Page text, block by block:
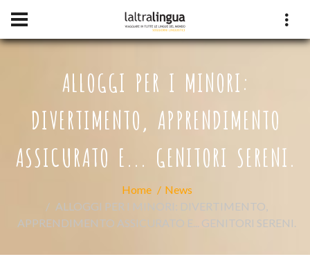
ALLOGGI PER I MINORI:
DIVERTIMENTO, APPRENDIMENTO
ASSICURATO E... GENITORI SERENI.
Home
News
ALLOGGI PER I MINORI: DIVERTIMENTO,
APPRENDIMENTO ASSICURATO E... GENITORI SERENI.